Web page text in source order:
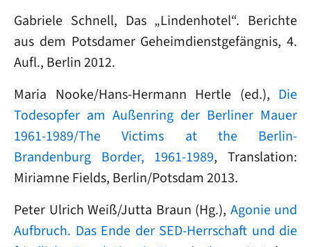
Gabriele Schnell, Das „Lindenhotel“. Berichte
aus dem Potsdamer Geheimdienstgefängnis, 4.
Aufl., Berlin 2012.
Maria Nooke/Hans-Hermann Hertle (ed.), Die
Todesopfer am Außenring der Berliner Mauer
1961-1989/The Victims at the Berlin-
Brandenburg Border, 1961-1989, Translation:
Miriamne Fields, Berlin/Potsdam 2013.
Peter Ulrich Weiß/Jutta Braun (Hg.), Agonie und
Aufbruch. Das Ende der SED-Herrschaft und die